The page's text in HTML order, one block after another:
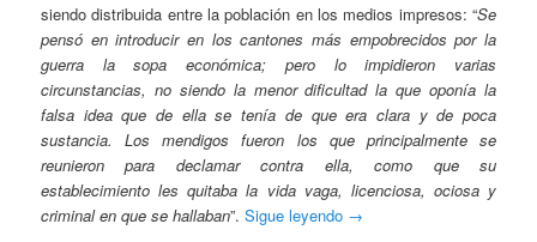
siendo distribuida entre la población en los medios impresos: “Se
pensó en introducir en los cantones más empobrecidos por la
guerra la sopa económica; pero lo impidieron varias
circunstancias, no siendo la menor dificultad la que oponía la
falsa idea que de ella se tenía de que era clara y de poca
sustancia. Los mendigos fueron los que principalmente se
reunieron para declamar contra ella, como que su
establecimiento les quitaba la vida vaga, licenciosa, ociosa y
criminal en que se hallaban”.Sigue leyendo →